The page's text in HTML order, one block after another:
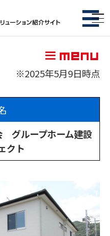
おまかせ
イトサービス
覧
menu
※2025年5月9日時点
グループホーム建設
クト